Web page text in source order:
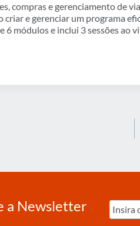
compras e gerenciamento de
criar e gerenciar um programa
6 módulos e inclui 3 sessões ao
a Newsletter